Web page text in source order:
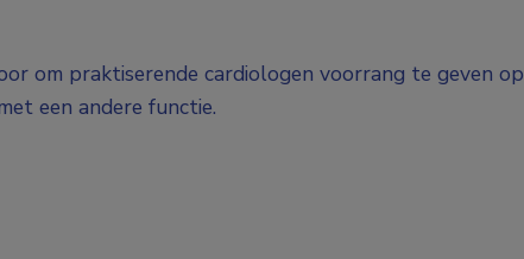
om praktiserende cardiologen voorrang te geven op
een andere functie.